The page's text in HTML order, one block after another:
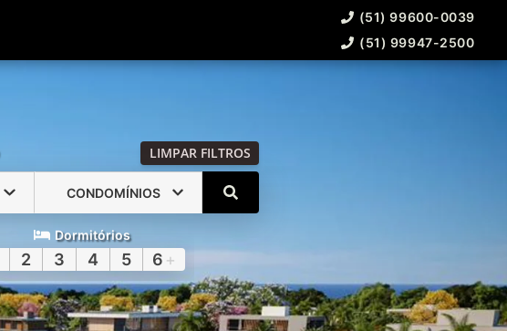
(51) 99600-0039
(51) 99947-2500
LIMPAR FILTROS
CONDOMÍNIOS
Dormitórios
2 3 4 5 6 +